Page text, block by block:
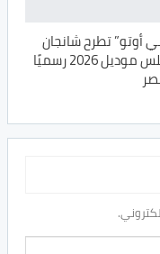
أوتو” تطرح شانجان
ايدو بلس موديل 2026 رسميًا